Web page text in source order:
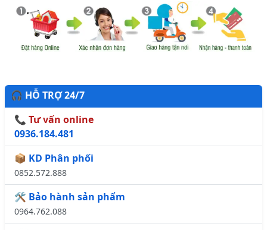
🎧 HỖ TRỢ 24/7
📞 Tư vấn online
0936.184.481
📦 KD Phân phối
0852.572.888
🛠️ Bảo hành sản phẩm
0964.762.088